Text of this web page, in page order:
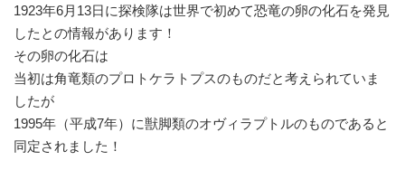
⁡1923年6月13日に探検隊は世界で初めて恐竜の卵の化石を発見
した⁡との情報があります！⁡
⁡その卵の化石は⁡
⁡当初は角竜類のプロトケラトプスのものだと考えられていま
したが⁡
⁡1995年（平成7年）に獣脚類のオヴィラプトルのものであると
同定されました！